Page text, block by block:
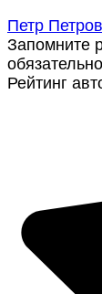
Петр
Запомните
Рейтинг